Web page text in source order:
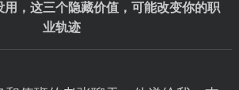
用，这三个隐藏价值，可能改变你的职
业轨迹